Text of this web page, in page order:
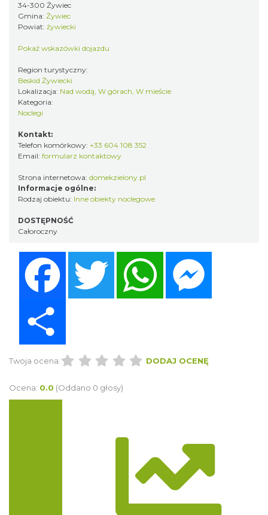
34-300 Żywiec
Gmina: Żywiec
Powiat: żywiecki
Pokaż wskazówki dojazdu
Region turystyczny:
Beskid Żywiecki
Lokalizacja: Nad wodą, W górach, W mieście
Kategoria:
Noclegi
Kontakt:
Telefon komórkowy: +33 604 108 352
Email: formularz kontaktowy
Strona internetowa: domekzielony.pl
Informacje ogólne:
Rodzaj obiektu: Inne obiekty noclegowe
DOSTĘPNOŚĆ
Całoroczny
Twitter WhatsApp
Twoja ocena: DODAJ OCENĘ
Ocena: 0.0 (Oddano 0 głosy)
Trasa